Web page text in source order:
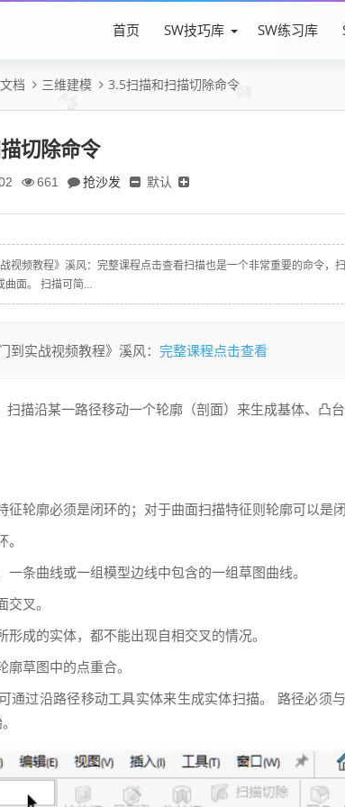
首页 SW技巧库 SW练习库
档 三维建模 3.5扫描和扫描切除命令
切除命令
661 抢沙发 默认
视频教程》溪风：完整课程点击查看扫描也是一个非常重要的命令，
曲面。 扫描可简...
到实战视频教程》溪风： 完整课程点击查看
扫描沿某一路径移动一个轮廓（剖面）来生成基体、凸
征轮廓必须是闭环的；对于曲面扫描特征则轮廓可以是
一条曲线或一组模型边线中包含的一组草图曲线。
交叉。
形成的实体，都不能出现自相交叉的情况。
廓草图中的点重合。
通过沿路径移动工具实体来生成实体扫描。 路径必须